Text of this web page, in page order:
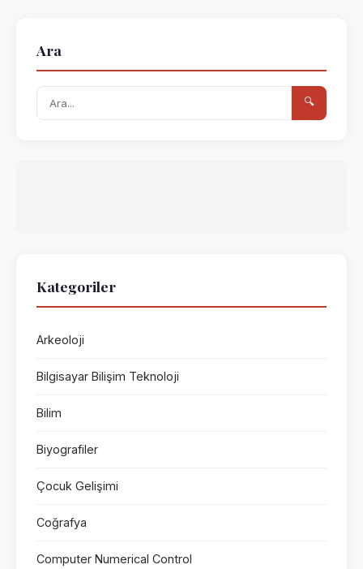
Ara
🔍
Kategoriler
Arkeoloji
Bilgisayar Bilişim Teknoloji
Bilim
Biyografiler
Çocuk Gelişimi
Coğrafya
Computer Numerical Control